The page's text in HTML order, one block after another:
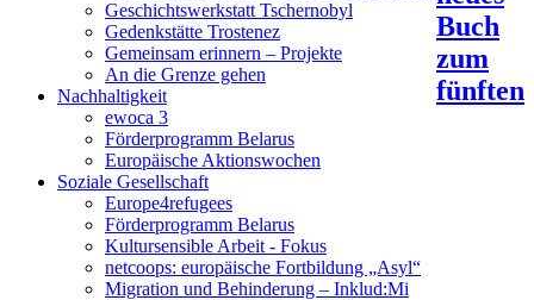
Geschichtswerkstatt Tschernobyl
Gedenkstätte Trostenez
Gemeinsam erinnern – Projekte
An die Grenze gehen
Nachhaltigkeit
ewoca 3
Förderprogramm Belarus
Europäische Aktionswochen
Soziale Gesellschaft
Europe4refugees
Förderprogramm Belarus
Kultursensible Arbeit - Fokus
netcoops: europäische Fortbildung „Asyl“
Migration und Behinderung – Inklud:Mi
Buch
zum
fünften